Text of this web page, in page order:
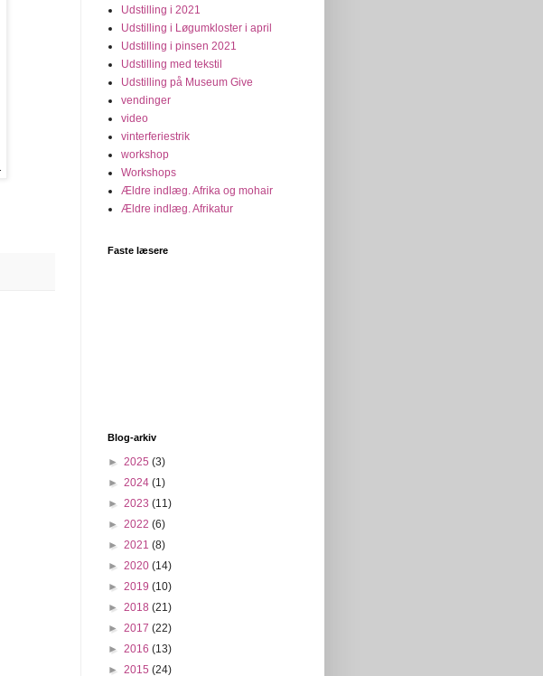
Udstilling i 2021
Udstilling i Løgumkloster i april
Udstilling i pinsen 2021
Udstilling med tekstil
Udstilling på Museum Give
vendinger
video
vinterferiestrik
workshop
Workshops
Ældre indlæg. Afrika og mohair
Ældre indlæg. Afrikatur
Faste læsere
Blog-arkiv
► 2025 (3)
► 2024 (1)
► 2023 (11)
► 2022 (6)
► 2021 (8)
► 2020 (14)
► 2019 (10)
► 2018 (21)
► 2017 (22)
► 2016 (13)
► 2015 (24)